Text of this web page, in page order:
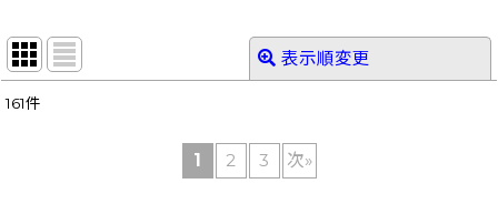
表示順変更
161件
1 2 3 次»